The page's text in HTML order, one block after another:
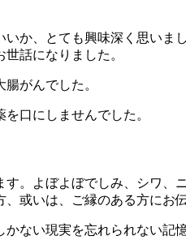
か、とても興味深く思いまし
話になりました。
がんでした。
口にしませんでした。
。よぼよぼでしみ、シワ、
或いは、ご縁のある方にお
ない現実を忘れられない記